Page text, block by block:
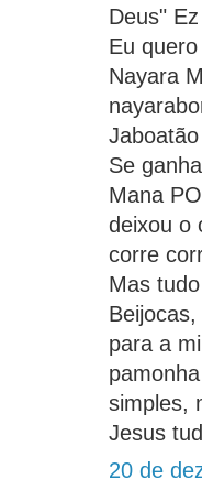
Deus"
Eu
Nayara
Se
Mana
deixou o
corre
Mas
para a
simples,
Jesus
20 de